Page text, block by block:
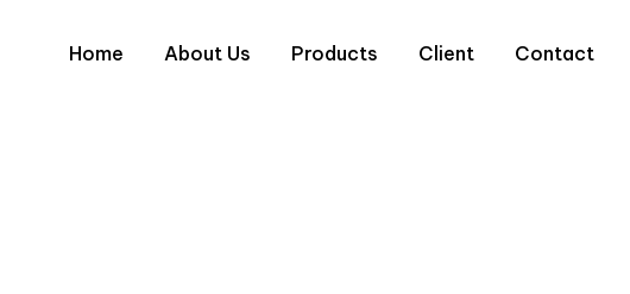
Home About Us Products Client Contact